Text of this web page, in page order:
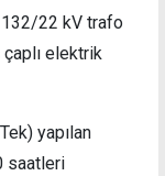
132/22 kV trafo
elektrik
yapılan
saatleri